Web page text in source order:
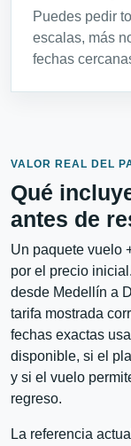
Puedes pedir
escalas, más
fechas
VALOR REAL DEL
Qué
antes de
Un paquete vuelo
por el precio
desde Medellín a
tarifa mostrada
fechas exactas
disponible, si el
y si el vuelo
regreso.
La referencia